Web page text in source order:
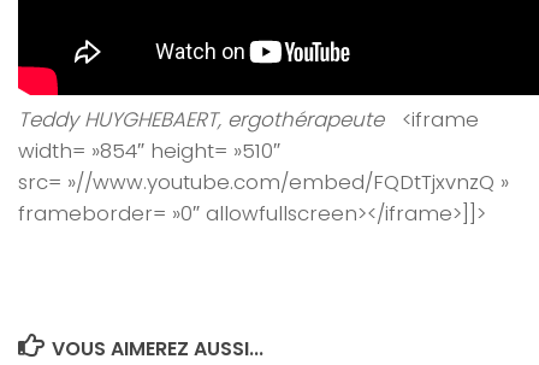
Teddy HUYGHEBAERT, ergothérapeute<iframe
width= »854″ height= »510″
src= »//www.youtube.com/embed/FQDtTjxvnzQ »
frameborder= »0″ allowfullscreen></iframe>]]>
VOUS AIMEREZ AUSSI...